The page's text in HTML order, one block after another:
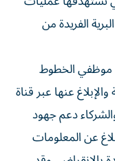
الفريدة من
موظفي الخطوط
عنها عبر قناة
دعم جهود
عن المعلومات